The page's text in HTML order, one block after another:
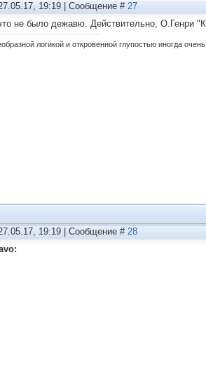
19:19 | Сообщение # 27
не было дежавю. Действительно, О.Генри
логикой и откровенной глупостью иногда очень
19:19 | Сообщение # 28